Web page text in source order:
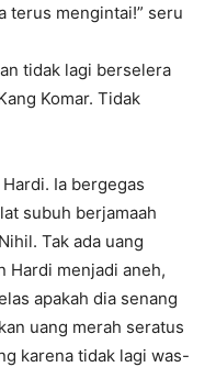
terus mengintai!” seru
tidak lagi berselera
Komar. Tidak
Ia bergegas
subuh berjamaah
Tak ada uang
Hardi menjadi aneh,
apakah dia senang
uang merah seratus
karena tidak lagi was-